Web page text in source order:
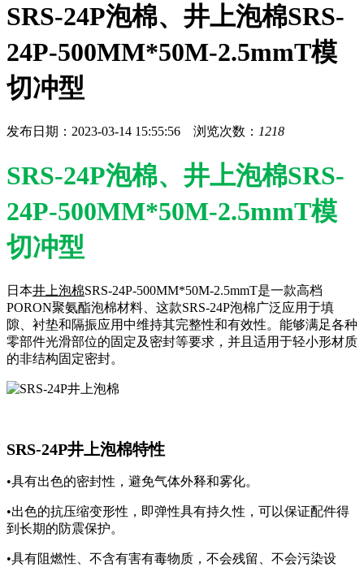
SRS-24P泡棉、井上泡棉SRS-
24P-500MM*50M-2.5mmT模
切冲型
发布日期：2023-03-14 15:55:56 浏览次数： 1218
SRS-24P泡棉、井上泡棉SRS-
24P-500MM*50M-2.5mmT模
切冲型
日本井上泡棉SRS-24P-500MM*50M-2.5mmT是一款高档
PORON聚氨酯泡棉材料、这款SRS-24P泡棉广泛应用于填
隙、衬垫和隔振应用中维持其完整性和有效性。能够满足各种
零部件光滑部位的固定及密封等要求，并且适用于轻小形材质
的非结构固定密封。
SRS-24P井上泡棉特性
•具有出色的密封性，避免气体外释和雾化。
•出色的抗压缩变形性，即弹性具有持久性，可以保证配件得
到长期的防震保护。
•具有阻燃性、不含有害有毒物质，不会残留、不会污染设